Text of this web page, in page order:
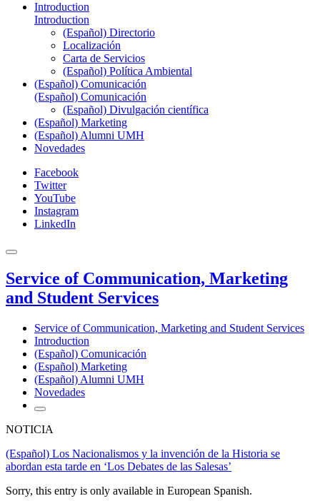
Introduction
Introduction
(Español) Directorio
Localización
Carta de Servicios
(Español) Política Ambiental
(Español) Comunicación
(Español) Comunicación
(Español) Divulgación científica
(Español) Marketing
(Español) Alumni UMH
Novedades
Facebook
Twitter
YouTube
Instagram
LinkedIn
Service of Communication, Marketing
and Student Services
Service of Communication, Marketing and Student Services
Introduction
(Español) Comunicación
(Español) Marketing
(Español) Alumni UMH
Novedades
NOTICIA
(Español) Los Nacionalismos y la invención de la Historia se
abordan esta tarde en ‘Los Debates de las Salesas’
Sorry, this entry is only available in European Spanish.